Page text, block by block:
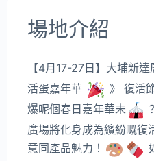
場地介紹
【4月17-27日】大埔新
活蛋嘉年華
》 復活
爆呢個春日嘉年華未
廣場將化身成為繽紛嘅復
意同產品魅力！